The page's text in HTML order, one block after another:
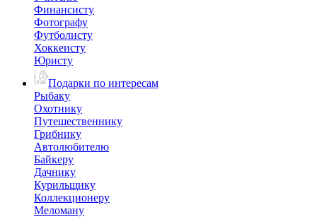
Финансисту
Фотографу
Футболисту
Хоккеисту
Юристу
Подарки по интересам
Рыбаку
Охотнику
Путешественнику
Грибнику
Автолюбителю
Байкеру
Дачнику
Курильщику
Коллекционеру
Меломану